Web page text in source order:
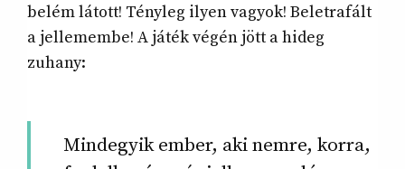
belém látott! Tényleg ilyen vagyok! Beletrafált
a jellemembe! A játék végén jött a hideg
zuhany:
Mindegyik ember, aki nemre, korra,